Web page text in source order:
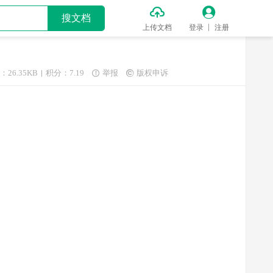
搜文档 
上传文档

登录 注册
26.35KB 积分：7.19  举报  版权申诉